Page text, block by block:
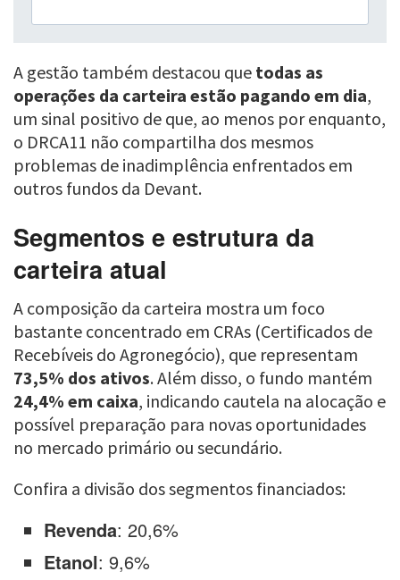
A gestão também destacou que todas as
operações da carteira estão pagando em dia,
um sinal positivo de que, ao menos por enquanto,
o DRCA11 não compartilha dos mesmos
problemas de inadimplência enfrentados em
outros fundos da Devant.
Segmentos e estrutura da
carteira atual
A composição da carteira mostra um foco
bastante concentrado em CRAs (Certificados de
Recebíveis do Agronegócio), que representam
73,5% dos ativos. Além disso, o fundo mantém
24,4% em caixa, indicando cautela na alocação e
possível preparação para novas oportunidades
no mercado primário ou secundário.
Confira a divisão dos segmentos financiados:
Revenda: 20,6%
Etanol: 9,6%